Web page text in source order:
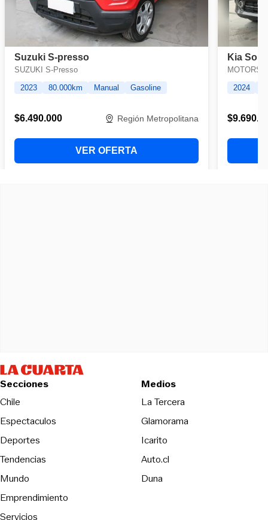
Secciones
Chile
Espectaculos
Deportes
Tendencias
Mundo
Emprendimiento
Servicios
Medios
La TerceraOpens in new
Glamorama
Icarito
Auto.cl
DunaOpens in new window